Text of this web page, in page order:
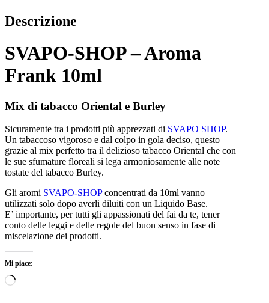
Descrizione
SVAPO-SHOP – Aroma
Frank 10ml
Mix di tabacco Oriental e Burley
Sicuramente tra i prodotti più apprezzati di SVAPO SHOP.
Un tabaccoso vigoroso e dal colpo in gola deciso, questo
grazie al mix perfetto tra il delizioso tabacco Oriental che con
le sue sfumature floreali si lega armoniosamente alle note
tostate del tabacco Burley.
Gli aromi SVAPO-SHOPconcentrati da 10ml vanno
utilizzati solo dopo averli diluiti con un Liquido Base.
E’ importante, per tutti gli appassionati del fai da te, tener
conto delle leggi e delle regole del buon senso in fase di
miscelazione dei prodotti.
Mi piace:
Caricamento